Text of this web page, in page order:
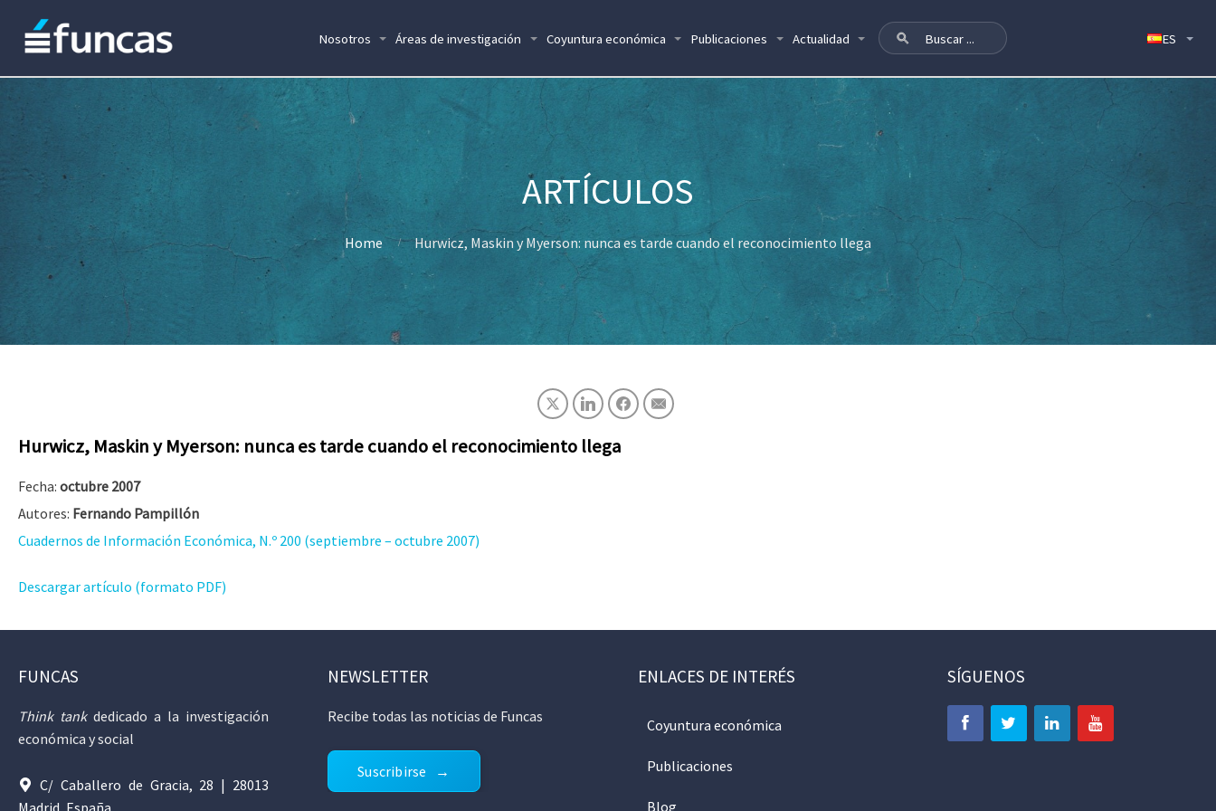
Nosotros Áreas de investigación Coyuntura económica Publicaciones Actualidad
Home Hurwicz, Maskin y Myerson: nunca es tarde cuando el reconocimiento llega
Hurwicz, Maskin y Myerson: nunca es tarde cuando el reconocimiento llega
Fecha: octubre 2007
Autores: Fernando Pampillón
Cuadernos de Información Económica, N.º 200 (septiembre – octubre 2007)
Descargar artículo (formato PDF)
FUNCAS
Think tankdedicado a la investigación
económica y social
C/ Caballero de Gracia, 28 | 28013
Madrid, España
NEWSLETTER
Recibe todas las noticias de Funcas
Suscribirse
ENLACES DE INTERÉS
Coyuntura económica
Publicaciones
Blog
SÍGUENOS